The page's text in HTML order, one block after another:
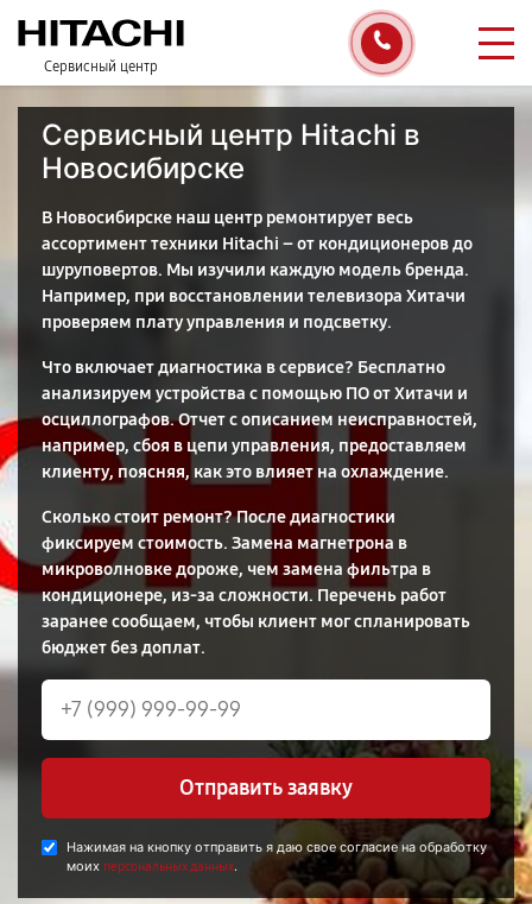
Сервисный центр
Сервисный центр Hitachi в
Новосибирске
В Новосибирске наш центр ремонтирует весь
ассортимент техники Hitachi – от кондиционеров до
шуруповертов. Мы изучили каждую модель бренда.
Например, при восстановлении телевизора Хитачи
проверяем плату управления и подсветку.
Что включает диагностика в сервисе? Бесплатно
анализируем устройства с помощью ПО от Хитачи и
осциллографов. Отчет с описанием неисправностей,
например, сбоя в цепи управления, предоставляем
клиенту, поясняя, как это влияет на охлаждение.
Сколько стоит ремонт? После диагностики
фиксируем стоимость. Замена магнетрона в
микроволновке дороже, чем замена фильтра в
кондиционере, из-за сложности. Перечень работ
заранее сообщаем, чтобы клиент мог спланировать
бюджет без доплат.
Отправить заявку
Нажимая на кнопку отправить я даю свое согласие на обработку
моих персональных данных.